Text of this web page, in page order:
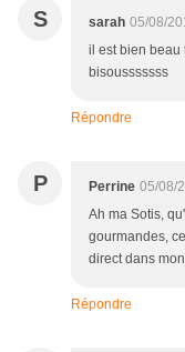
S sarah 05/08/
il est bien beau
bisousssssss
Répondre
P Perrine 05/08/
Ah ma Sotis,
gourmandes,
direct dans
Répondre